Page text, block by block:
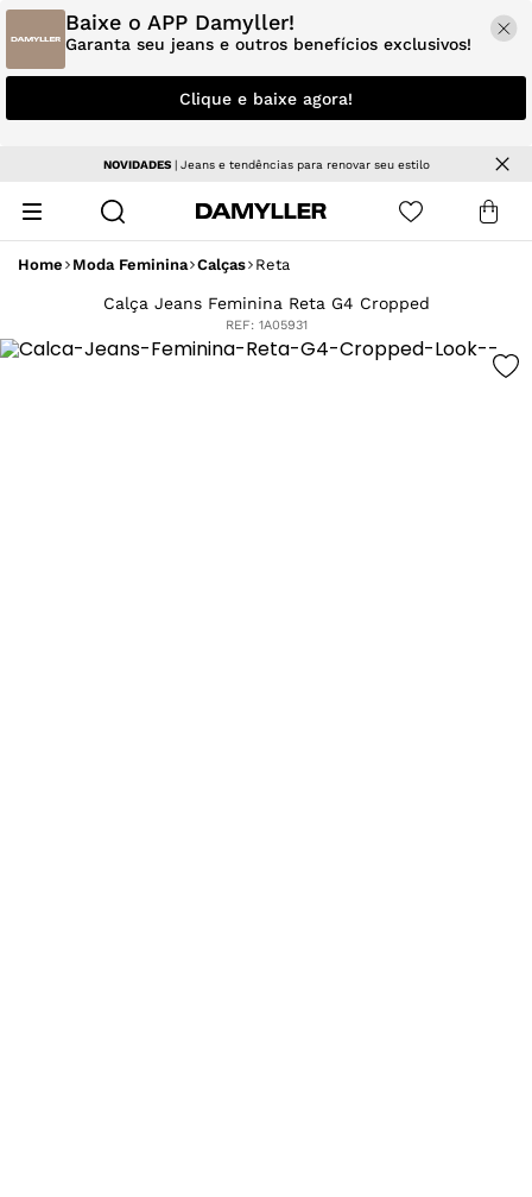
Baixe o APP Damyller!
Garanta seu jeans e outros benefícios exclusivos!
Clique e baixe agora!
NOVIDADES| Jeans e tendências para renovar seu estilo
Home Moda Feminina Calças Reta
Calça Jeans Feminina Reta G4 Cropped
REF: 1A05931